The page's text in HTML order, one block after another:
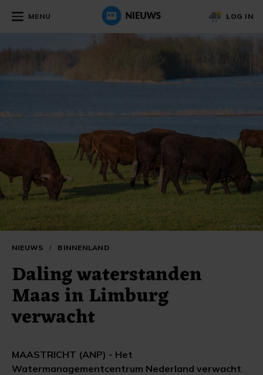
MENU LOG IN
NIEUWS / BINNENLAND
Daling waterstanden
Maas in Limburg
verwacht
MAASTRICHT (ANP) - Het
Watermanagementcentrum Nederland verwacht